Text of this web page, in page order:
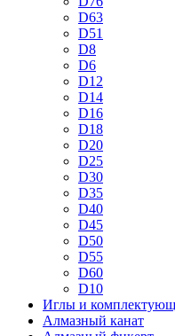
D63
D51
D8
D6
D12
D14
D16
D18
D20
D25
D30
D35
D40
D45
D50
D55
D60
D10
Иглы и
Алмазный канат